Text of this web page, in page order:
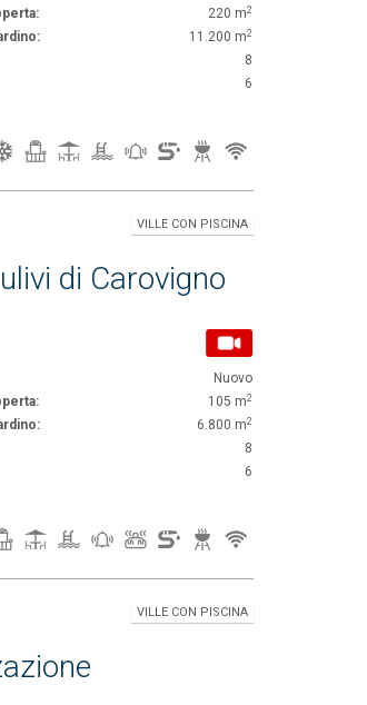
220 m2
11.200 m2
8
6
VILLE CON PISCINA
di Carovigno
Nuovo
105 m2
6.800 m2
8
6
VILLE CON PISCINA